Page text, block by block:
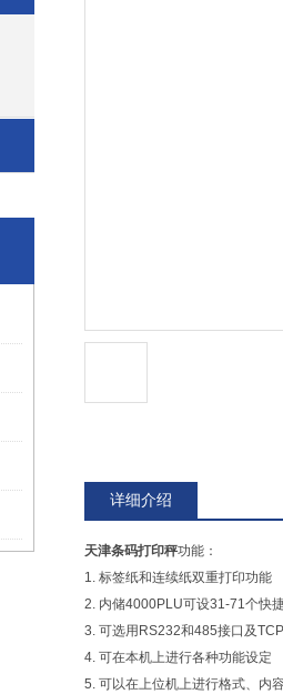
详细介绍
天津条码打印秤功能：
1. 标签纸和连续纸双重打印功能
2. 内储4000PLU可设31-71个快
3. 可选用RS232和485接口及
4. 可在本机上进行各种功能设定
5. 可以在上位机上进行格式、内